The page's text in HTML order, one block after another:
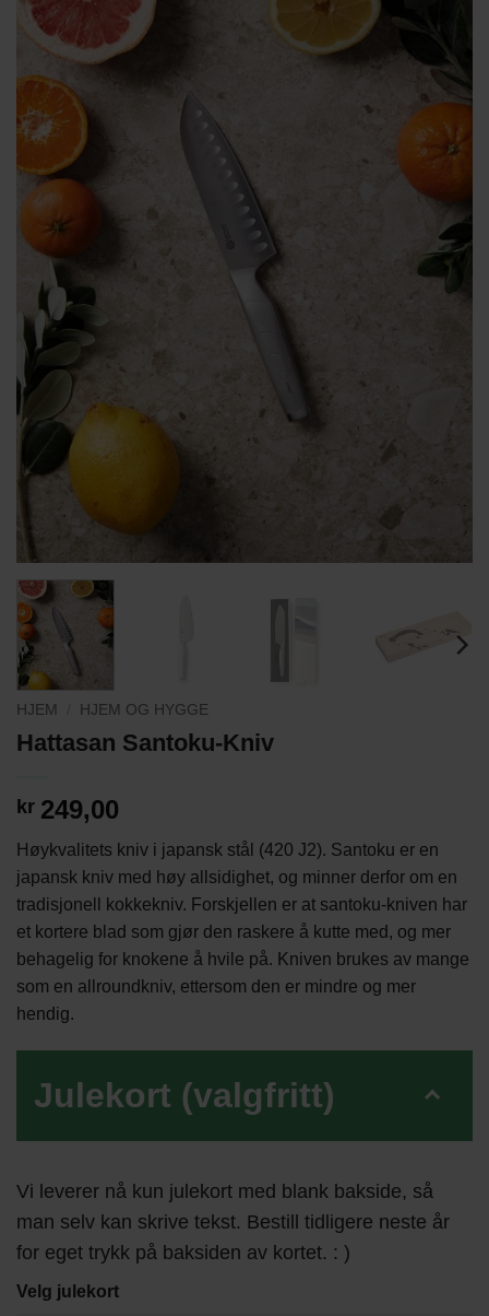
HJEM HJEM OG HYGGE
Hattasan Santoku-Kniv
kr 249,00
Høykvalitets kniv i japansk stål (420 J2). Santoku er en
japansk kniv med høy allsidighet, og minner derfor om en
tradisjonell kokkekniv. Forskjellen er at santoku-kniven har
et kortere blad som gjør den raskere å kutte med, og mer
behagelig for knokene å hvile på. Kniven brukes av mange
som en allroundkniv, ettersom den er mindre og mer
hendig.
Julekort (valgfritt)
Vi leverer nå kun julekort med blank bakside, så
man selv kan skrive tekst. Bestill tidligere neste år
for eget trykk på baksiden av kortet. : )
Velg julekort